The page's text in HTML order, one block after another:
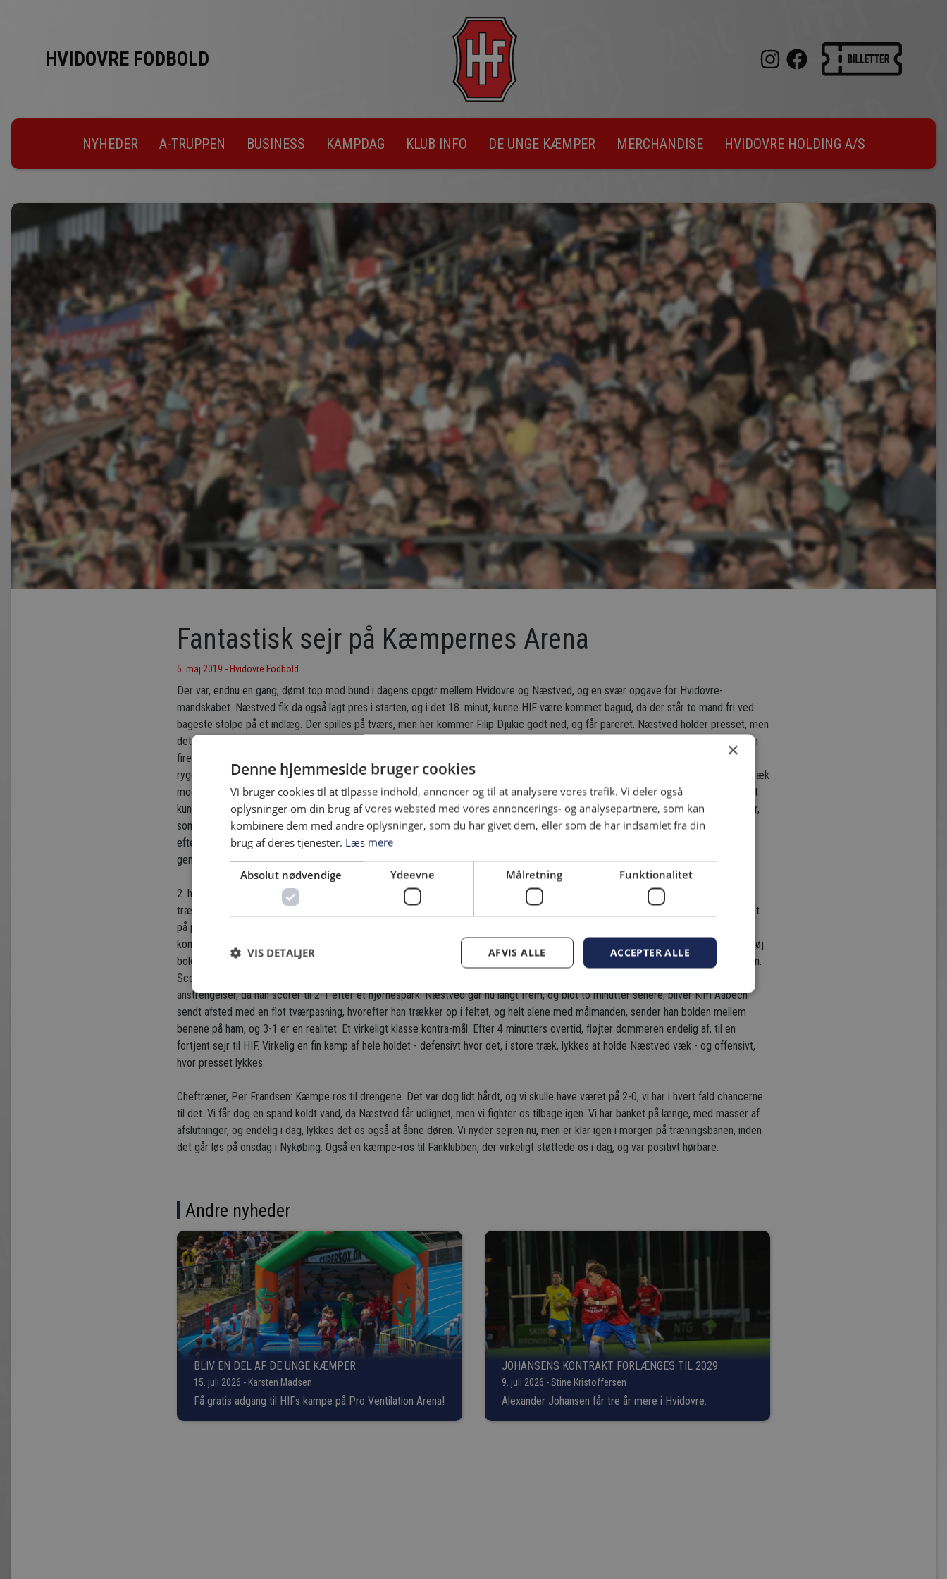
HVIDOVRE FODBOLD
NYHEDER A-TRUPPEN BUSINESS KAMPDAG KLUB INFO DE UNGE KÆMPER MERCHANDISE HVIDOVRE HOLDING A/S
Fantastisk sejr på Kæmpernes Arena
5. maj 2019 - Hvidovre Fodbold
Der var, endnu en gang, dømt top mod bund i dagens opgør mellem Hvidovre og Næstved, og en svær opgave for Hvidovre-
mandskabet. Næstved fik da også lagt pres i starten, og i det 18. minut, kunne HIF være kommet bagud, da der står to mand fri ved
bageste stolpe på et indlæg. Der spilles på tværs, men her kommer Filip Djukic godt ned, og får pareret. Næstved holder presset, men
det løber ud i sandet, og Djukic kan til sidst samle op. HIF var ellers ved at komme bedre med, efter et Næstved-pres i starten. Men
fire minutter senere, får HIF en kæmpe foræring, da Næstveds højre-back vil lægge tilbage til målmanden, men kommunikationen
ryger, og bolden bliver lagt lidt mere ind mod midten end bagud, og her dukker Kim Aabech op, og opsnapper bolden, tager et par træk
mod målmanden, og sparker fladt uden om, da denne stormer frem. 1-0. Målet giver blod på tanden, og Næstved virker rystede. Det
kunne være blevet 2-0 i det 43. minut, da Aabech, med en Næstved-forsvarer hængende, får spillet på tværs i feltet til Nicolaj Agger,
som dog skal have bolden over til venstre fod, og derfor får sparket ved siden af. Næstved får muligheden på et frispark minuttet
efter, men Djukic kommer godt ned til stolpefoden og får reddet. Men stillingen holder til pausen, efter glimrende Hvidovre-spil
gennem langt det meste af halvlegen.
2. halvleg er blot tre minutter gammel, da Stefan Nygaard får presset en Næstved-forsvarer midt på Næstveds banehalvdel, og han
trækker op i feltet. Desværre venter han for længe på at Lasse Brand skal komme med frem inde foran mål, og så kommer forsvaret
på plads, og får afværget afleveringen. Næstved begynder at presse, og HIF begynder at lukrere på kontraspillet, hvilket der også
kommer en del ud af. Der kommer et par større chancer, som dog bliver dømt offside. Og i det 79. minut får Næstved udlignet. En høj
bold i feltet, går til modsatte stolpe, hvor Ibrahim Laar får sat hovedet på, og en sprællende Djukic kan kun snitte bolden med hånden.
Scoringen så dog ud til at tænde den sidste gnist i Hvidovre-mandskabet, og i det 86. minut, får Stefan Nygaard endelig kronet sine
anstrengelser, da han scorer til 2-1 efter et hjørnespark. Næstved går nu langt frem, og blot to minutter senere, bliver Kim Aabech
sendt afsted med en flot tværpasning, hvorefter han trækker op i feltet, og helt alene med målmanden, sender han bolden mellem
benene på ham, og 3-1 er en realitet. Et virkeligt klasse kontra-mål. Efter 4 minutters overtid, fløjter dommeren endelig af, til en
fortjent sejr til HIF. Virkelig en fin kamp af hele holdet - defensivt hvor det, i store træk, lykkes at holde Næstved væk - og offensivt,
hvor presset lykkes.
Cheftræner, Per Frandsen: Kæmpe ros til drengene. Det var dog lidt hårdt, og vi skulle have været på 2-0, vi har i hvert fald chancerne
til det. Vi får dog en spand koldt vand, da Næstved får udlignet, men vi fighter os tilbage igen. Vi har banket på længe, med masser af
afslutninger, og endelig i dag, lykkes det os også at åbne døren. Vi nyder sejren nu, men er klar igen i morgen på træningsbanen, inden
det går løs på onsdag i Nykøbing. Også en kæmpe-ros til Fanklubben, der virkeligt støttede os i dag, og var positivt hørbare.
Andre nyheder
BLIV EN DEL AF DE UNGE KÆMPER
15. juli 2026 - Karsten Madsen
Få gratis adgang til HIFs kampe på Pro Ventilation Arena!
JOHANSENS KONTRAKT FORLÆNGES TIL 2029
9. juli 2026 - Stine Kristoffersen
Alexander Johansen får tre år mere i Hvidovre.
×
Denne hjemmeside bruger cookies
Vi bruger cookies til at tilpasse indhold, annoncer og til at analysere vores trafik. Vi deler også
oplysninger om din brug af vores websted med vores annoncerings- og analysepartnere, som kan
kombinere dem med andre oplysninger, som du har givet dem, eller som de har indsamlet fra din
brug af deres tjenester. Læs mere
Absolut nødvendige Ydeevne Målretning Funktionalitet
ACCEPTER ALLE
AFVIS ALLE
VIS DETALJER